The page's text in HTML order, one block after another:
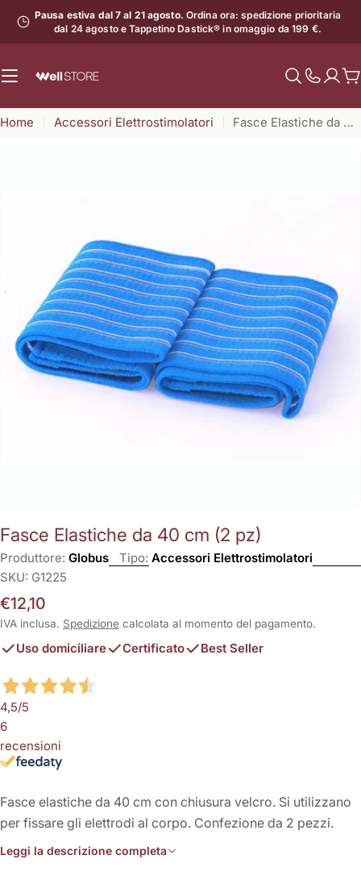
contenuto
Pausa estiva dal 7 al 21 agosto. Ordina ora: spedizione prioritaria
dal 24 agosto e Tappetino Dastick® in omaggio da 199 €.
il
Home Accessori Elettrostimolatori Fasce Elastiche da 40 cm (2 pz)
Apri supporto 0 in modalità modale
Fasce Elastiche da 40 cm (2 pz)
Produttore: Globus Tipo: Accessori Elettrostimolatori
SKU: G1225
Prezzo
normale
€12,10
IVA inclusa. Spedizione calcolata al momento del pagamento.
Uso domiciliare Certificato Best Seller
4,5/5
6
recensioni
Fasce elastiche da 40 cm con chiusura velcro. Si utilizzano
per fissare gli elettrodi al corpo. Confezione da 2 pezzi.
Leggi la descrizione completa